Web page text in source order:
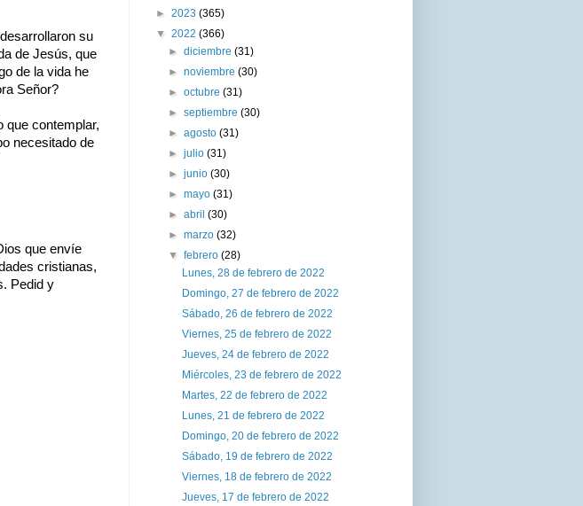
su
de Jesús, que
de la vida he
Señor?
que contemplar,
necesitado de
que envíe
cristianas,
Pedid y
► 2023 (365)
▼ 2022 (366)
►diciembre(31)
►noviembre(30)
►octubre(31)
►septiembre(30)
►agosto(31)
►julio(31)
►junio(30)
►mayo(31)
►abril(30)
►marzo(32)
▼febrero(28)
Lunes, 28 de febrero de 2022
Domingo, 27 de febrero de 2022
Sábado, 26 de febrero de 2022
Viernes, 25 de febrero de 2022
Jueves, 24 de febrero de 2022
Miércoles, 23 de febrero de 2022
Martes, 22 de febrero de 2022
Lunes, 21 de febrero de 2022
Domingo, 20 de febrero de 2022
Sábado, 19 de febrero de 2022
Viernes, 18 de febrero de 2022
Jueves, 17 de febrero de 2022